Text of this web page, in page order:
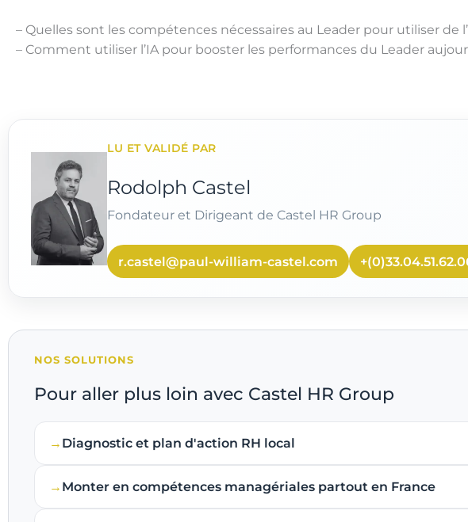
– Quelles sont les compétences nécessaires au Leader pour utiliser de
– Comment utiliser l’IA pour booster les performances du Leader
LU ET VALIDÉ PAR
Rodolph Castel
Fondateur et Dirigeant de Castel HR Group
r.castel@paul-william-castel.com
NOS SOLUTIONS
Pour aller plus loin avec Castel HR Group
Diagnostic et plan d'action RH local
Monter en compétences managériales partout en France